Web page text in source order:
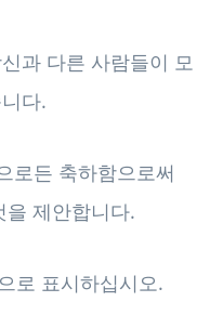
과 다른 사람들이 모
다.
로든 축하함으로써
을 제안합니다.
로 표시하십시오.